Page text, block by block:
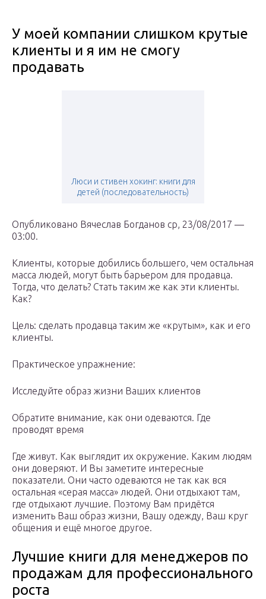
У моей компании слишком крутые
клиенты и я им не смогу
продавать
Люси и стивен хокинг: книги для
детей (последовательность)
Опубликовано Вячеслав Богданов ср, 23/08/2017 —
03:00.
Клиенты, которые добились большего, чем остальная
масса людей, могут быть барьером для продавца.
Тогда, что делать? Стать таким же как эти клиенты.
Как?
Цель: сделать продавца таким же «крутым», как и его
клиенты.
Практическое упражнение:
Исследуйте образ жизни Ваших клиентов
Обратите внимание, как они одеваются. Где
проводят время
Где живут. Как выглядит их окружение. Каким людям
они доверяют. И Вы заметите интересные
показатели. Они часто одеваются не так как вся
остальная «серая масса» людей. Они отдыхают там,
где отдыхают лучшие. Поэтому Вам придётся
изменить Ваш образ жизни, Вашу одежду, Ваш круг
общения и ещё многое другое.
Лучшие книги для менеджеров по
продажам для профессионального
роста